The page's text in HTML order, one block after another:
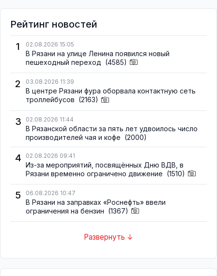
Рейтинг новостей
1
02.08.2026 15:05
В Рязани на улице Ленина появился новый
пешеходный переход (4585)
2 03.08.2026 11:39
В центре Рязани фура оборвала контактную сеть
троллейбусов (2163)
3 02.08.2026 11:44
В Рязанской области за пять лет удвоилось число
производителей чая и кофе (2000)
4 02.08.2026 09:41
Из-за мероприятий, посвящённых Дню ВДВ, в
Рязани временно ограничено движение (1510)
5 06.08.2026 10:47
В Рязани на заправках «Роснефть» ввели
ограничения на бензин (1367)
Развернуть ↓